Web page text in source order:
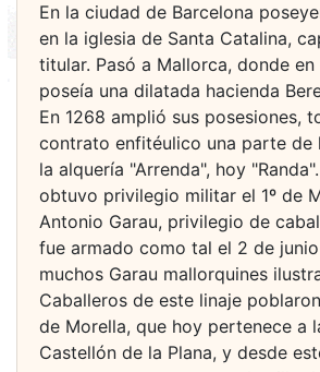
En la ciudad de Barcelona
en la iglesia de Santa Catalina,
titular. Pasó a Mallorca, donde en
poseía una dilatada hacienda
En 1268 amplió sus posesiones,
contrato enfitéulico una parte de
la alquería "Arrenda", hoy
obtuvo privilegio militar el 1º de
Antonio Garau, privilegio de
fue armado como tal el 2 de
muchos Garau mallorquines
Caballeros de este linaje
de Morella, que hoy pertenece a
Castellón de la Plana, y desde